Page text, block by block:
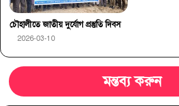
চৌহালীতে জাতীয় দুর্যোগ প্রস্তুতি দিবস
2026-03-10
মন্তব্য করুন